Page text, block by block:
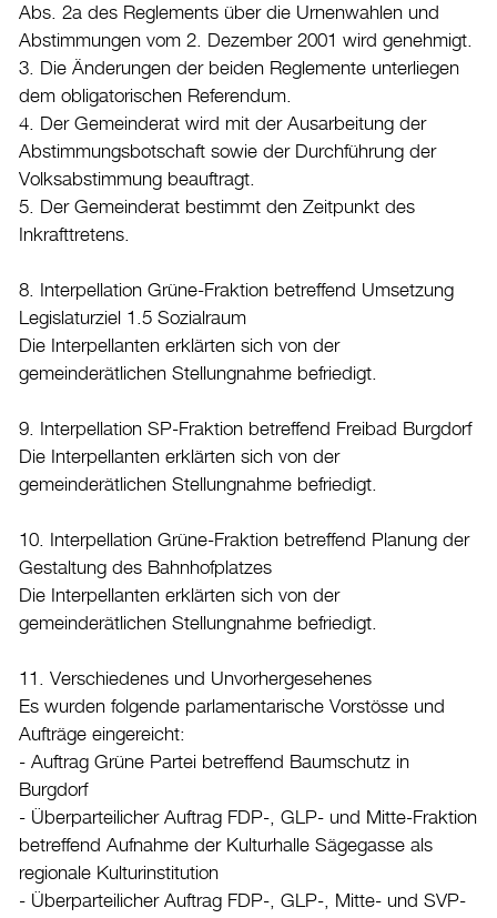
Abs. 2a des Reglements über die Urnenwahlen und
Abstimmungen vom 2. Dezember 2001 wird genehmigt.
3. Die Änderungen der beiden Reglemente unterliegen
dem obligatorischen Referendum.
4. Der Gemeinderat wird mit der Ausarbeitung der
Abstimmungsbotschaft sowie der Durchführung der
Volksabstimmung beauftragt.
5. Der Gemeinderat bestimmt den Zeitpunkt des
Inkrafttretens.
8. Interpellation Grüne-Fraktion betreffend Umsetzung
Legislaturziel 1.5 Sozialraum
Die Interpellanten erklärten sich von der
gemeinderätlichen Stellungnahme befriedigt.
9. Interpellation SP-Fraktion betreffend Freibad Burgdorf
Die Interpellanten erklärten sich von der
gemeinderätlichen Stellungnahme befriedigt.
10. Interpellation Grüne-Fraktion betreffend Planung der
Gestaltung des Bahnhofplatzes
Die Interpellanten erklärten sich von der
gemeinderätlichen Stellungnahme befriedigt.
11. Verschiedenes und Unvorhergesehenes
Es wurden folgende parlamentarische Vorstösse und
Aufträge eingereicht:
- Auftrag Grüne Partei betreffend Baumschutz in
Burgdorf
- Überparteilicher Auftrag FDP-, GLP- und Mitte-Fraktion
betreffend Aufnahme der Kulturhalle Sägegasse als
regionale Kulturinstitution
- Überparteilicher Auftrag FDP-, GLP-, Mitte- und SVP-